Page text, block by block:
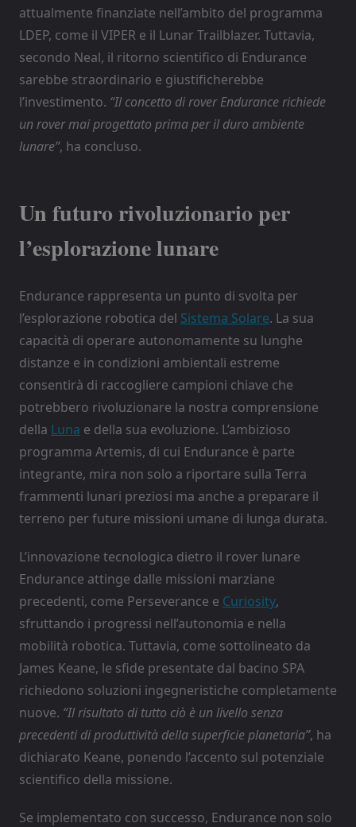
attualmente finanziate nell’ambito del programma
LDEP, come il VIPER e il Lunar Trailblazer. Tuttavia,
secondo Neal, il ritorno scientifico di Endurance
sarebbe straordinario e giustificherebbe
l’investimento. “Il concetto di rover Endurance richiede
un rover mai progettato prima per il duro ambiente
lunare”, ha concluso.
Un futuro rivoluzionario per
l’esplorazione lunare
Endurance rappresenta un punto di svolta per
l’esplorazione robotica del Sistema Solare. La sua
capacità di operare autonomamente su lunghe
distanze e in condizioni ambientali estreme
consentirà di raccogliere campioni chiave che
potrebbero rivoluzionare la nostra comprensione
della Luna e della sua evoluzione. L’ambizioso
programma Artemis, di cui Endurance è parte
integrante, mira non solo a riportare sulla Terra
frammenti lunari preziosi ma anche a preparare il
terreno per future missioni umane di lunga durata.
L’innovazione tecnologica dietro il rover lunare
Endurance attinge dalle missioni marziane
precedenti, come Perseverance e Curiosity,
sfruttando i progressi nell’autonomia e nella
mobilità robotica. Tuttavia, come sottolineato da
James Keane, le sfide presentate dal bacino SPA
richiedono soluzioni ingegneristiche completamente
nuove. “Il risultato di tutto ciò è un livello senza
precedenti di produttività della superficie planetaria”, ha
dichiarato Keane, ponendo l’accento sul potenziale
scientifico della missione.
Se implementato con successo, Endurance non solo